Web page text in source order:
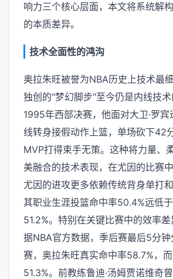
响力三个核心层面，本文将系统解
的本质差异。
技术全面性的鸿沟
奥拉朱旺被誉为NBA历史上技术最
独创的"梦幻脚步"至今仍是内线技术
1995年西部决赛，他面对大卫·罗
线转身接假动作上篮，单场砍下42
MVP打得束手无策。这种将力量、
美融合的技术表现，在尤因的比赛中
尤因的进攻更多依赖传统背身单打和
其职业生涯投篮命中率50.4%远低
51.2%。特别在关键比赛中的效率
据NBA官方数据，季后赛最后5分
赛，奥拉朱旺真实命中率58.7%，
51.3%。前教练鲁迪·汤姆贾诺维奇